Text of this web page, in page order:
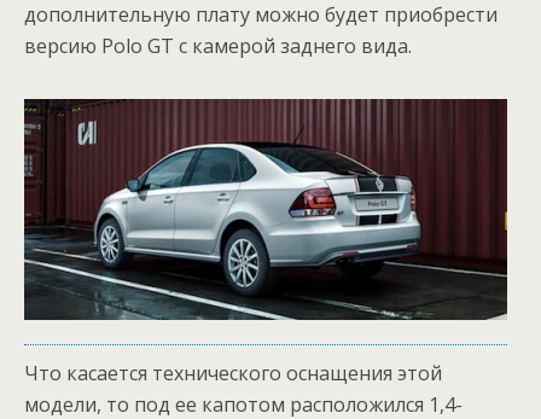
дополнительную плату можно будет приобрести
версию Polo GT с камерой заднего вида.
Что касается технического оснащения этой
модели, то под ее капотом расположился 1,4-